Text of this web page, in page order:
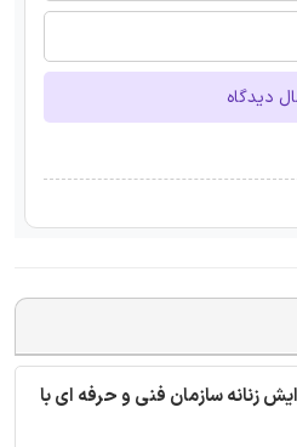
دیدگاه
زنانه سازمان فنی و حرفه ای با